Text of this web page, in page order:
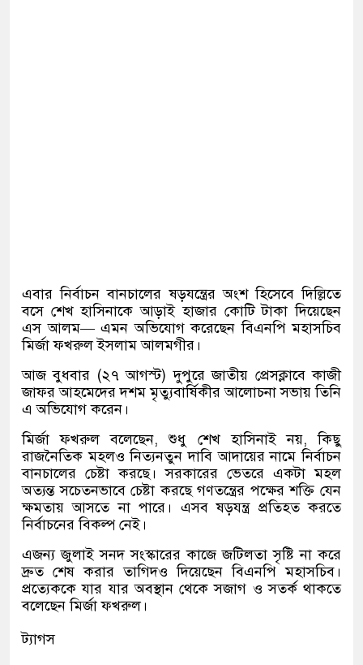
এবার নির্বাচন বানচালের ষড়যন্ত্রের অংশ হিসেবে দিল্লিতে
বসে শেখ হাসিনাকে আড়াই হাজার কোটি টাকা দিয়েছেন
এস আলম— এমন অভিযোগ করেছেন বিএনপি মহাসচিব
মির্জা ফখরুল ইসলাম আলমগীর।
আজ বুধবার (২৭ আগস্ট) দুপুরে জাতীয় প্রেসক্লাবে কাজী
জাফর আহমেদের দশম মৃত্যুবার্ষিকীর আলোচনা সভায় তিনি
এ অভিযোগ করেন।
মির্জা ফখরুল বলেছেন, শুধু শেখ হাসিনাই নয়, কিছু
রাজনৈতিক মহলও নিত্যনতুন দাবি আদায়ের নামে নির্বাচন
বানচালের চেষ্টা করছে। সরকারের ভেতরে একটা মহল
অত্যন্ত সচেতনভাবে চেষ্টা করছে গণতন্ত্রের পক্ষের শক্তি যেন
ক্ষমতায় আসতে না পারে। এসব ষড়যন্ত্র প্রতিহত করতে
নির্বাচনের বিকল্প নেই।
এজন্য জুলাই সনদ সংস্কারের কাজে জটিলতা সৃষ্টি না করে
দ্রুত শেষ করার তাগিদও দিয়েছেন বিএনপি মহাসচিব।
প্রত্যেককে যার যার অবস্থান থেকে সজাগ ও সতর্ক থাকতে
বলেছেন মির্জা ফখরুল।
ট্যাগস